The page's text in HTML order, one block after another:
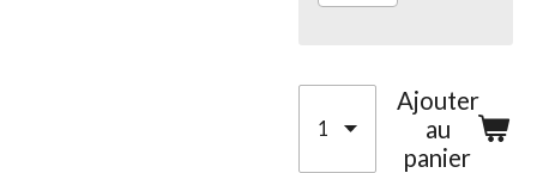
Ajouter
au
panier